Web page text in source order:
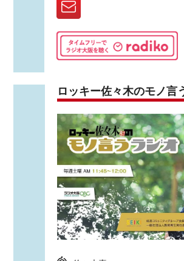
ロッキー佐々木のモノ言